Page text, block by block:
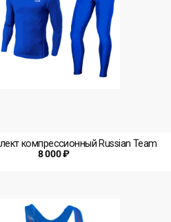
компрессионный Russian Team
8 000 ₽